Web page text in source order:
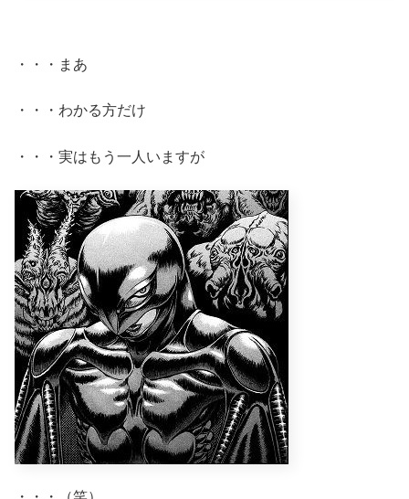
・・・まあ
・・・わかる方だけ
・・・実はもう一人いますが